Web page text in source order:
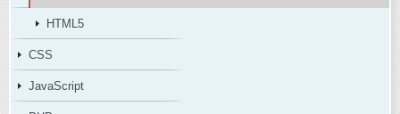
HTML5
CSS
JavaScript